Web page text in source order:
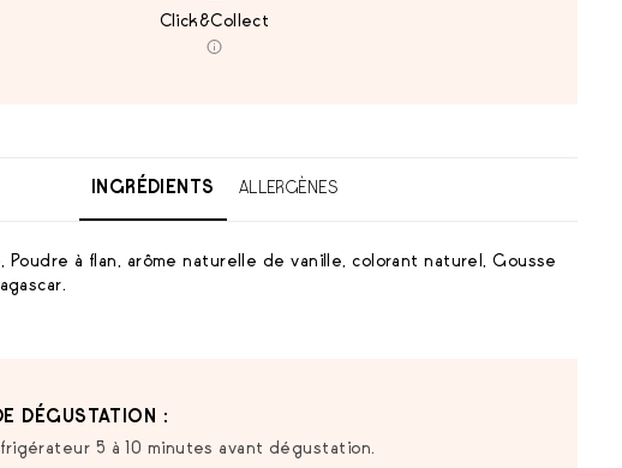
Click&Collect
INGRÉDIENTS ALLERGÈNES
Poudre à flan, arôme naturelle de vanille, colorant naturel, Gousse
DÉGUSTATION :
5 à 10 minutes avant dégustation.